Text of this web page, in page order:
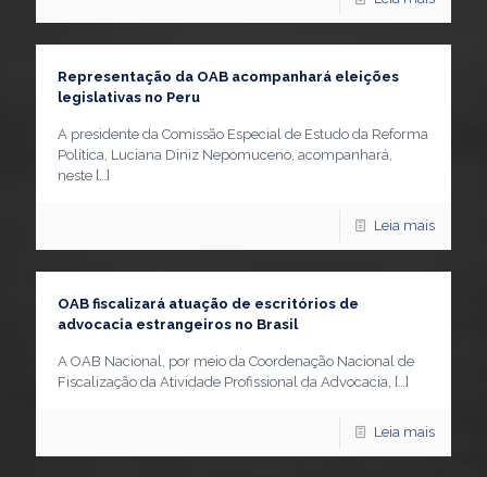
Representação da OAB acompanhará eleições
legislativas no Peru
A presidente da Comissão Especial de Estudo da Reforma
Política, Luciana Diniz Nepomuceno, acompanhará,
neste […]
Leia mais
OAB fiscalizará atuação de escritórios de
advocacia estrangeiros no Brasil
A OAB Nacional, por meio da Coordenação Nacional de
Fiscalização da Atividade Profissional da Advocacia, […]
Leia mais